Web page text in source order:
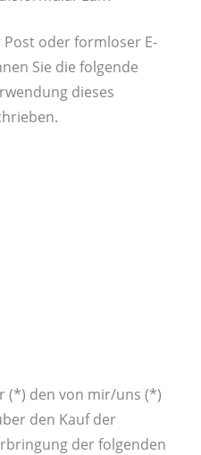
oder formloser E-
Sie die folgende
dieses
(*) den von mir/uns (*)
den Kauf der
der folgenden